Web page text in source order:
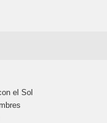
el Sol